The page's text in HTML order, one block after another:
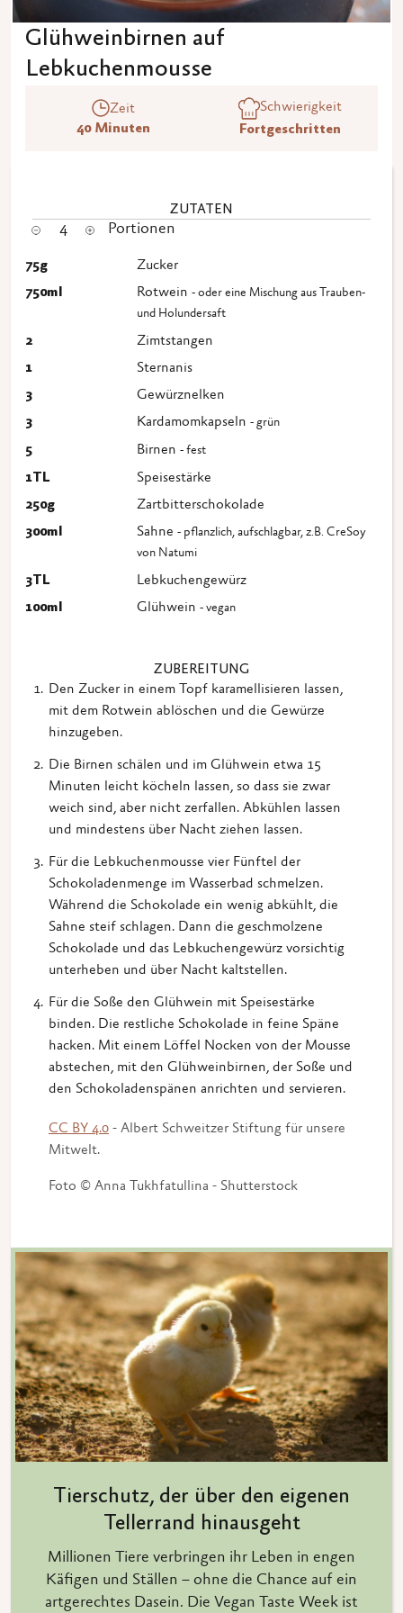
Glühweinbirnen auf
Lebkuchenmousse
Zeit
40 Minuten
Schwierigkeit
Fortgeschritten
ZUTATEN
4 Portionen
75g
Zucker
750ml Rotwein - oder eine Mischung aus Trauben-
und Holundersaft
2
Zimtstangen
1
Sternanis
3
Gewürznelken
3
Kardamomkapseln - grün
5 Birnen - fest
1TL
Speisestärke
250g
Zartbitterschokolade
300ml Sahne - pflanzlich, aufschlagbar, z.B. CreSoy
von Natumi
3TL
Lebkuchengewürz
100ml Glühwein - vegan
ZUBEREITUNG
Den Zucker in einem Topf karamellisieren lassen,
mit dem Rotwein ablöschen und die Gewürze
hinzugeben.
Die Birnen schälen und im Glühwein etwa 15
Minuten leicht köcheln lassen, so dass sie zwar
weich sind, aber nicht zerfallen. Abkühlen lassen
und mindestens über Nacht ziehen lassen.
Für die Lebkuchenmousse vier Fünftel der
Schokoladenmenge im Wasserbad schmelzen.
Während die Schokolade ein wenig abkühlt, die
Sahne steif schlagen. Dann die geschmolzene
Schokolade und das Lebkuchengewürz vorsichtig
unterheben und über Nacht kaltstellen.
Für die Soße den Glühwein mit Speisestärke
binden. Die restliche Schokolade in feine Späne
hacken. Mit einem Löffel Nocken von der Mousse
abstechen, mit den Glühweinbirnen, der Soße und
den Schokoladenspänen anrichten und servieren.
CC BY 4.0 - Albert Schweitzer Stiftung für unsere
Mitwelt.
Foto © Anna Tukhfatullina - Shutterstock
Tierschutz, der über den eigenen
Tellerrand hinausgeht
Millionen Tiere verbringen ihr Leben in engen
Käfigen und Ställen – ohne die Chance auf ein
artgerechtes Dasein. Die Vegan Taste Week ist